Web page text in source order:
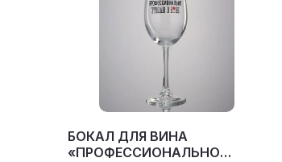
БОКАЛ ДЛЯ ВИНА
«ПРОФЕССИОНАЛЬНО